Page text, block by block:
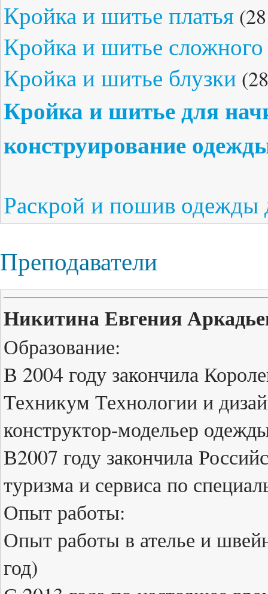
Кройка и шитье платья
Кройка и шитье сложного
Кройка и шитье блузки
Кройка и шитье для
конструирование
Раскрой и пошив одежды
Преподаватели
Никитина Евгения
Образование:
В 2004 году закончила
Техникум Технологии и
конструктор-модельер
В2007 году закончила
туризма и сервиса по
Опыт работы:
Опыт работы в ателье и
год)